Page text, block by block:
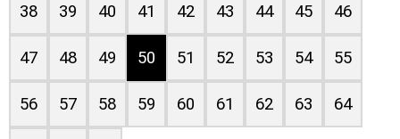
38 39 40 41 42 43 44 45 46
47 48 49 50 51 52 53 54 55
56 57 58 59 60 61 62 63 64